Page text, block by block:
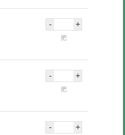
- +
把
- +
把
- +